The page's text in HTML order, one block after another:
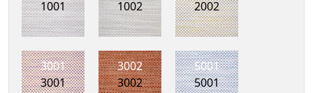
1001
1002
2002
3001
3001
3002
3002
5001
5001